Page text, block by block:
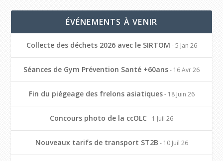
ÉVÉNEMENTS À VENIR
Collecte des déchets 2026 avec le SIRTOM - 5 Jan 26
Séances de Gym Prévention Santé +60ans- 16 Avr 26
Fin du piégeage des frelons asiatiques- 18 Juin 26
Concours photo de la ccOLC - 1 Juil 26
Nouveaux tarifs de transport ST2B - 10 Juil 26